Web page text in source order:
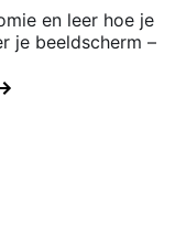
en leer hoe je
je beeldscherm –